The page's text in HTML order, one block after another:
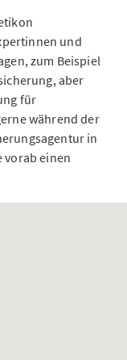
und
zum Beispiel
aber
für
während der
in
vorab einen